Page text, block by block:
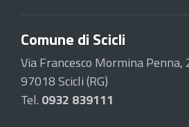
Comune di Scicli
Via Francesco Mormina Penna,
97018 Scicli (RG)
Tel. 0932 839111